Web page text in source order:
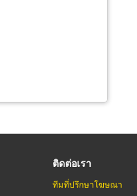
ติดต่อเรา
ทีมที่ปรึกษาโฆษณา